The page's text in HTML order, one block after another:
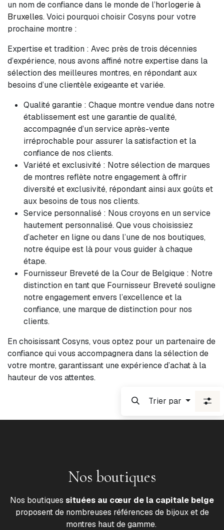
un nom de confiance dans le monde de l’horlogerie à
Bruxelles. Voici pourquoi choisir Cosyns pour votre
prochaine montre :
Expertise et tradition : Avec près de trois décennies
d’expérience, nous avons affiné notre expertise dans la
sélection des meilleures montres, en répondant aux
besoins d’une clientèle exigeante et variée.
Qualité garantie : Chaque montre vendue dans notre
établissement est une garantie de qualité,
accompagnée d’un service après-vente
irréprochable pour assurer la satisfaction et la
confiance de nos clients.
Variété et exclusivité : Notre sélection de marques
de montres reflète notre engagement à offrir
diversité et exclusivité, répondant ainsi aux goûts et
aux besoins de tous nos clients.
Service personnalisé : Nous croyons en un service
hautement personnalisé. Que vous choisissiez
d’acheter en ligne ou dans l’une de nos boutiques,
notre équipe est là pour vous guider à chaque
étape.
Fournisseur Breveté de la Cour de Belgique : Notre
distinction en tant que Fournisseur Breveté souligne
notre engagement envers l’excellence et la
confiance, une marque de distinction pour nos
clients.
En choisissant Cosyns, vous optez pour un partenaire de
confiance qui vous accompagnera dans la sélection de
votre montre, garantissant une expérience d’achat à la
hauteur de vos attentes.
Trier par
Nos boutiques
Nos boutiques situées au cœur de la capitale belge
proposent de nombreuses références de bijoux et de
montres haut de gamme.